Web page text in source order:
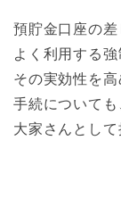
預貯金口座の差
よく利用する強
その実効性を
手続についても
大家さんとして